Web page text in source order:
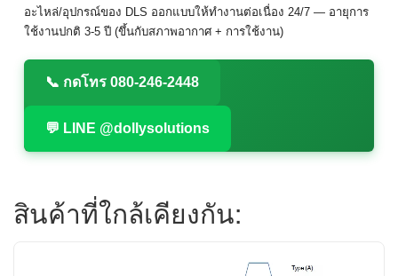
อะไหล่/อุปกรณ์ของ DLS ออกแบบให้ทำงานต่อเนื่อง 24/7 — อายุการ
ใช้งานปกติ 3-5 ปี (ขึ้นกับสภาพอากาศ + การใช้งาน)
📞 กดโทร 080-246-2448
💬 LINE @dollysolutions
สินค้าที่ใกล้เคียงกัน: